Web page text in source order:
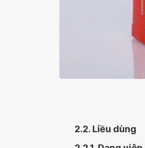
2.2. Liều dùng